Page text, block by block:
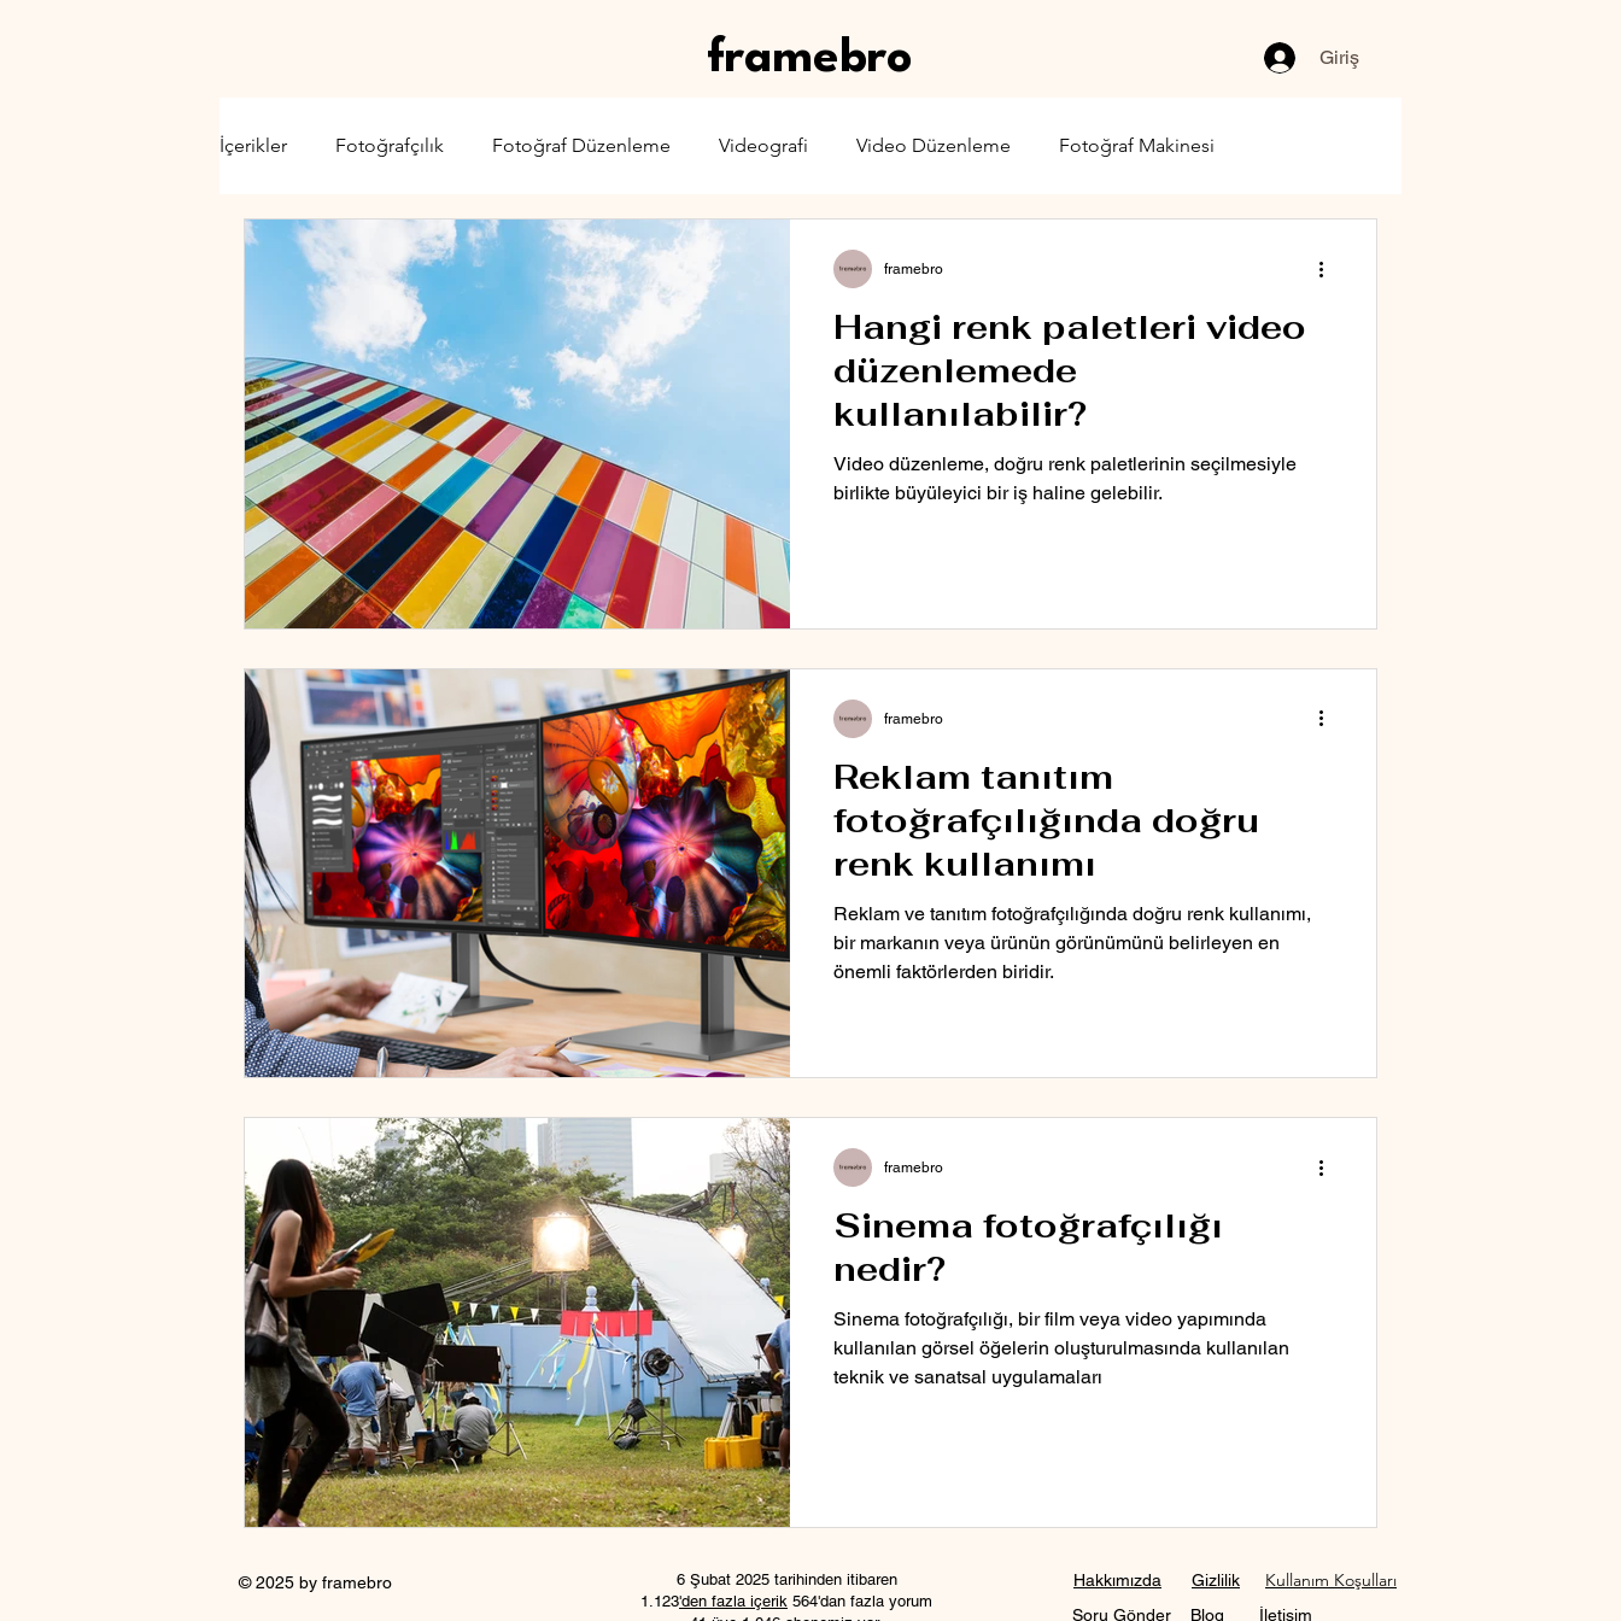
framebro Giriş
İçerikler Fotoğrafçılık Fotoğraf Düzenleme Videografi Video Düzenleme Fotoğraf Makinesi
Video Kamera Lens Drone Karşılaştırma
Hangi renk paletleri video
düzenlemede
kullanılabilir?
Video düzenleme, doğru renk paletlerinin seçilmesiyle
birlikte büyüleyici bir iş haline gelebilir.
framebro
Reklam tanıtım
fotoğrafçılığında doğru
renk kullanımı
Reklam ve tanıtım fotoğrafçılığında doğru renk kullanımı,
bir markanın veya ürünün görünümünü belirleyen en
önemli faktörlerden biridir.
framebro
Sinema fotoğrafçılığı
nedir?
Sinema fotoğrafçılığı, bir film veya video yapımında
kullanılan görsel öğelerin oluşturulmasında kullanılan
teknik ve sanatsal uygulamaları
framebro
© 2025 by framebro
6 Şubat 2025 tarihinden itibaren
1.123'den fazla içerik 564'dan fazla yorum
Hakkımızda
Soru Gönder
Gizlilik
Blog
Kullanım Koşulları
İletişim